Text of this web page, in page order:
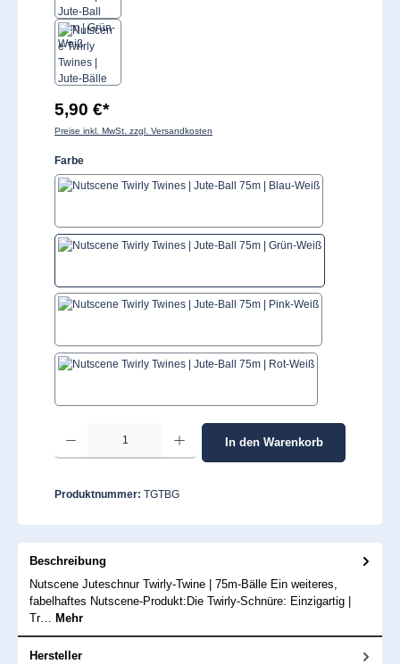
5,90 €*
Preise inkl. MwSt. zzgl. Versandkosten
Farbeauswählen
Produkt Anzahl: Gib den gewünschten Wert ein oder benutze die Schaltflächen
In den Warenkorb
Produktnummer: TGTBG
Beschreibung
Nutscene Juteschnur Twirly-Twine | 75m-Bälle Ein weiteres,
fabelhaftes Nutscene-Produkt:Die Twirly-Schnüre: Einzigartig |
Tr… Mehr
Hersteller